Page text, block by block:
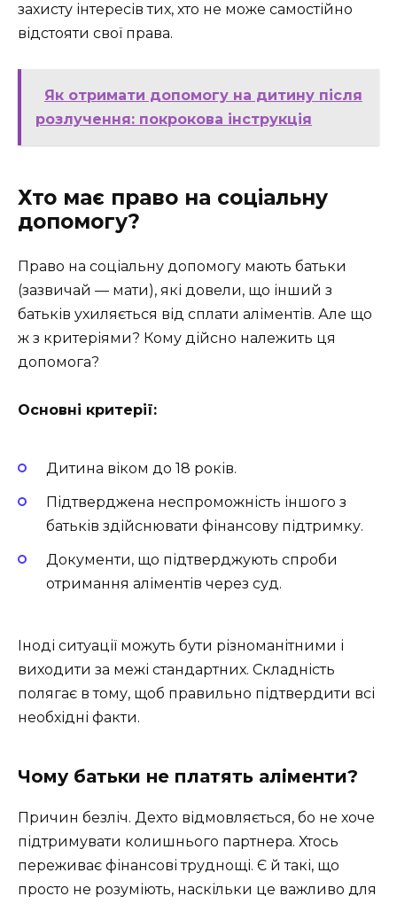
захисту інтересів тих, хто не може самостійно
відстояти свої права.
Як отримати допомогу на дитину після
розлучення: покрокова інструкція
Хто має право на соціальну
допомогу?
Право на соціальну допомогу мають батьки
(зазвичай — мати), які довели, що інший з
батьків ухиляється від сплати аліментів. Але що
ж з критеріями? Кому дійсно належить ця
допомога?
Основні критерії:
Дитина віком до 18 років.
Підтверджена неспроможність іншого з
батьків здійснювати фінансову підтримку.
Документи, що підтверджують спроби
отримання аліментів через суд.
Іноді ситуації можуть бути різноманітними і
виходити за межі стандартних. Складність
полягає в тому, щоб правильно підтвердити всі
необхідні факти.
Чому батьки не платять аліменти?
Причин безліч. Дехто відмовляється, бо не хоче
підтримувати колишнього партнера. Хтось
переживає фінансові труднощі. Є й такі, що
просто не розуміють, наскільки це важливо для